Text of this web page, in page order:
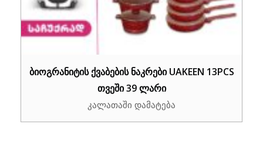
ბიოგრანიტის ქვაბების ნაკრები UAKEEN 13PCS
თვეში 39 ლარი
კალათაში დამატება